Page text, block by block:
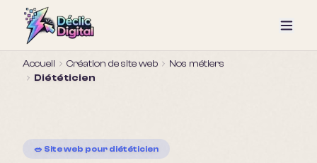
Accueil Création de site web
Nos métiers
Diététicien
🥗 Site web pour diététicien